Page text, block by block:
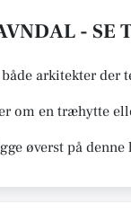
- SE
arkitekter der
om en træhytte
øverst på